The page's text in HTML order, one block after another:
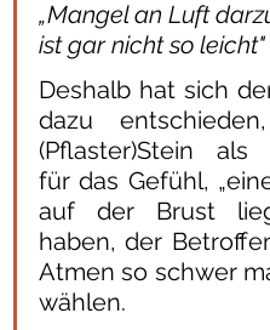
„Mangel an Luft
ist gar nicht so leicht"
Deshalb hat sich
dazu
(Pflaster)Stein als
für das Gefühl,
auf der Brust
haben, der
Atmen so schwer
wählen.